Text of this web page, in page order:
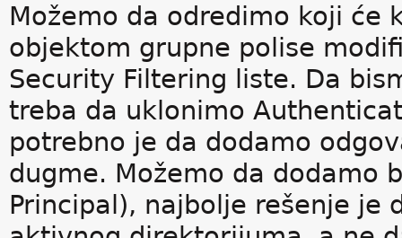
Možemo da odredimo koji će
objektom grupne polise
Security Filtering liste. Da
treba da uklonimo
potrebno je da dodamo
dugme. Možemo da dodamo
Principal), najbolje rešenje je